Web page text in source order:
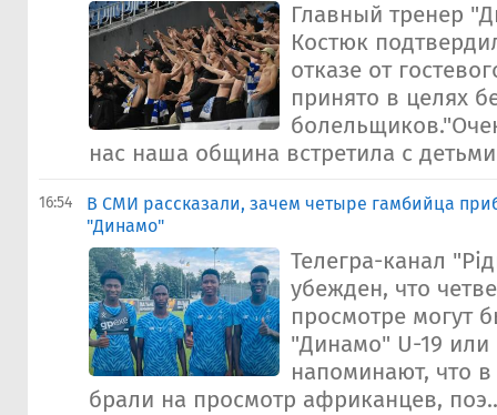
Главный тренер
Костюк
отказе от
принято в целях
нас наша община встретила с
16:54
В СМИ рассказали, зачем четыре гамбийца
"Динамо"
Телегра-канал
убежден, что
просмотре могут
"Динамо" U-19
напоминают, что
брали на просмотр африканцев,